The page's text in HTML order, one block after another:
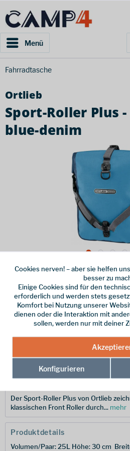
Menü
Fahrradtasche
Ortlieb
Sport-Roller Plus
blue-denim
Dieser Artikel steht
150,00 € *
inkl. MwSt./ Versandkostenfrei!
F6206
Der Sport-Roller Plus von Ortlieb
klassischen Front Roller durch... mehr
Produktdetails
Volumen/Paar: 25L Höhe: 30 cm
Cookies nerven! – aber sie helfen
besser zu
Einige Cookies sind für den
erforderlich und werden stets
Komfort bei Nutzung unserer
dienen oder die Interaktion mit
sollen, werden nur mit deiner
Konfigurieren